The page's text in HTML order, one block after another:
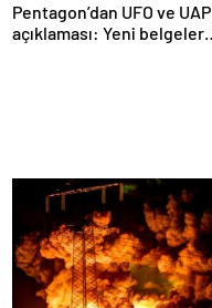
Pentagon’dan UFO ve UAP
açıklaması: Yeni belgeler